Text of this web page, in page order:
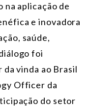
na aplicação de
e inovadora
saúde,
foi
vinda ao Brasil
Officer da
do setor